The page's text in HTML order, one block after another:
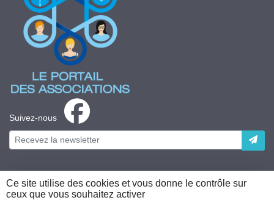
Suivez-nous
Plateforme développée en France par
Ce site utilise des cookies et vous donne le contrôle sur
ceux que vous souhaitez activer